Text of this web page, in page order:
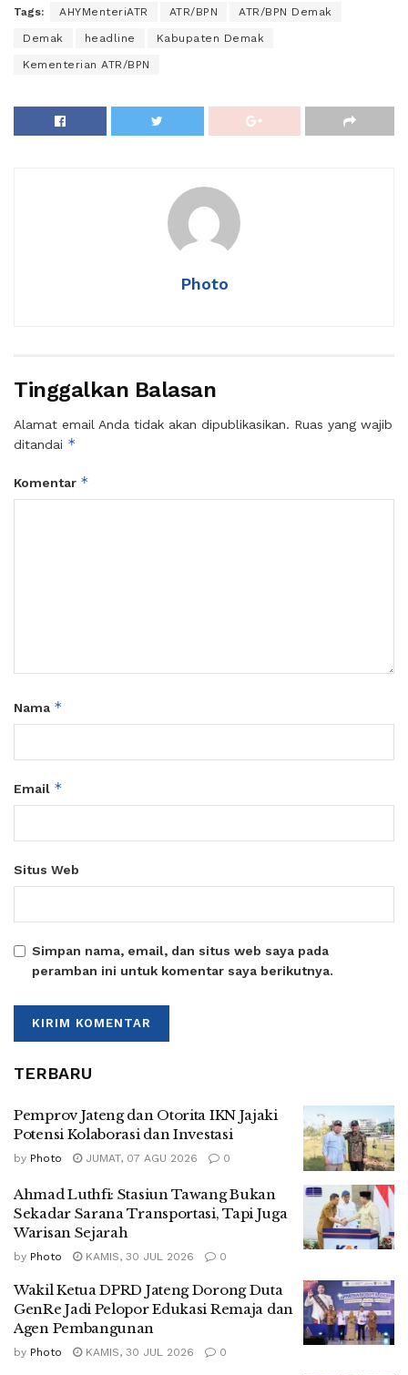
Tags: AHYMenteriATR ATR/BPN ATR/BPN Demak
Demak headline Kabupaten Demak
Kementerian ATR/BPN
Photo
Tinggalkan Balasan
Alamat email Anda tidak akan dipublikasikan. Ruas yang wajib
ditandai *
Komentar *
Nama *
Email *
Situs Web
Simpan nama, email, dan situs web saya pada
peramban ini untuk komentar saya berikutnya.
TERBARU
Pemprov Jateng dan Otorita IKN Jajaki
Potensi Kolaborasi dan Investasi
by Photo JUMAT, 07 AGU 2026 0
Ahmad Luthfi: Stasiun Tawang Bukan
Sekadar Sarana Transportasi, Tapi Juga
Warisan Sejarah
by Photo KAMIS, 30 JUL 2026 0
Wakil Ketua DPRD Jateng Dorong Duta
GenRe Jadi Pelopor Edukasi Remaja dan
Agen Pembangunan
by Photo KAMIS, 30 JUL 2026 0